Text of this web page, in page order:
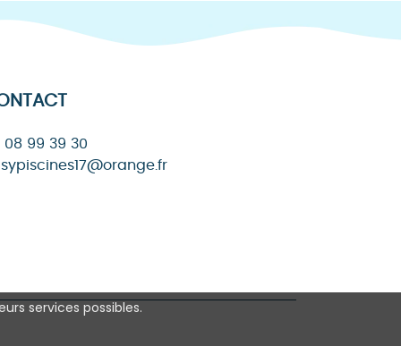
08 99 39 30
services possibles.